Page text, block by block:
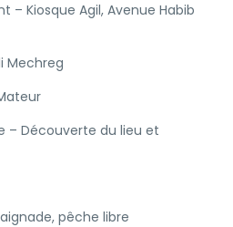
– Kiosque Agil, Avenue Habib
Mechreg
– Découverte du lieu et
pêche libre